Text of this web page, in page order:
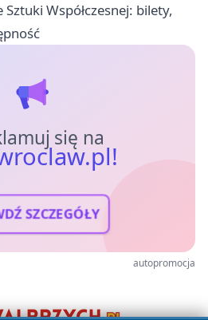
Sztuki Współczesnej: bilety,
się na
SZCZEGÓŁY
autopromocja